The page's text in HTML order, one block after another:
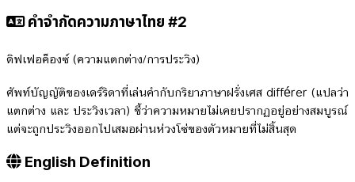
คำจำกัดความภาษาไทย #2
ดิฟเฟอค็องซ์ (ความแตกต่าง/การประวิง)
ศัพท์บัญญัติของเดร์ริดาที่เล่นคำกับกริยาภาษาฝรั่งเศส différer (แปลว่า
แตกต่าง และ ประวิงเวลา) ชี้ว่าความหมายไม่เคยปรากฏอยู่อย่างสมบูรณ์
แต่จะถูกประวิงออกไปเสมอผ่านห่วงโซ่ของตัวหมายที่ไม่สิ้นสุด
English Definition